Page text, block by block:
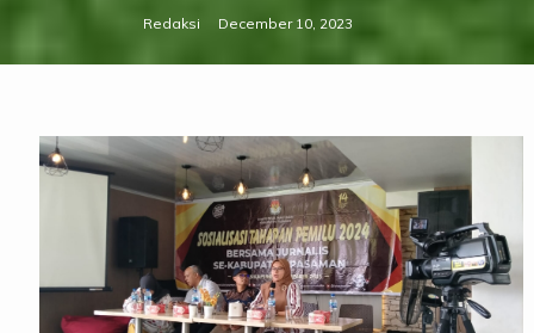
Redaksi December 10, 2023